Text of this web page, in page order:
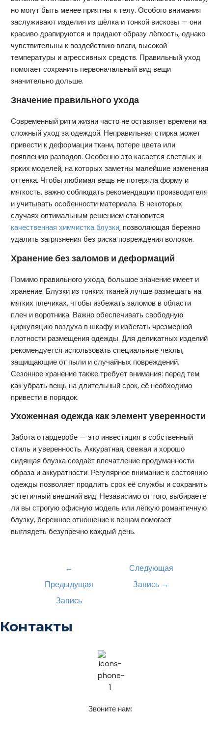
но могут быть менее приятны к телу. Особого внимания
заслуживают изделия из шёлка и тонкой вискозы — они
красиво драпируются и придают образу лёгкость, однако
чувствительны к воздействию влаги, высокой
температуры и агрессивных средств. Правильный уход
помогает сохранить первоначальный вид вещи
значительно дольше.
Значение правильного ухода
Современный ритм жизни часто не оставляет времени на
сложный уход за одеждой. Неправильная стирка может
привести к деформации ткани, потере цвета или
появлению разводов. Особенно это касается светлых и
ярких моделей, на которых заметны малейшие изменения
оттенка. Чтобы любимая вещь не потеряла форму и
мягкость, важно соблюдать рекомендации производителя
и учитывать особенности материала. В некоторых
случаях оптимальным решением становится
качественная химчистка блузки, позволяющая бережно
удалить загрязнения без риска повреждения волокон.
Хранение без заломов и деформаций
Помимо правильного ухода, большое значение имеет и
хранение. Блузки из тонких тканей лучше размещать на
мягких плечиках, чтобы избежать заломов в области
плеч и воротника. Важно обеспечивать свободную
циркуляцию воздуха в шкафу и избегать чрезмерной
плотности размещения одежды. Для деликатных изделий
рекомендуется использовать специальные чехлы,
защищающие от пыли и случайных повреждений.
Сезонное хранение также требует внимания: перед тем
как убрать вещь на длительный срок, её необходимо
привести в порядок.
Ухоженная одежда как элемент уверенности
Забота о гардеробе — это инвестиция в собственный
стиль и уверенность. Аккуратная, свежая и хорошо
сидящая блузка создаёт впечатление продуманности
образа и аккуратности. Регулярное внимание к состоянию
одежды позволяет продлить срок её службы и сохранить
эстетичный внешний вид. Независимо от того, выбираете
ли вы строгую офисную модель или лёгкую романтичную
блузку, бережное отношение к вещам помогает
выглядеть безупречно каждый день.
←
Предыдущая
Запись
Следующая
Запись →
Контакты
Звоните нам: